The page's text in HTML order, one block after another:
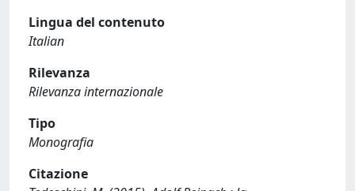
Lingua del contenuto
Italian
Rilevanza
Rilevanza internazionale
Tipo
Monografia
Citazione